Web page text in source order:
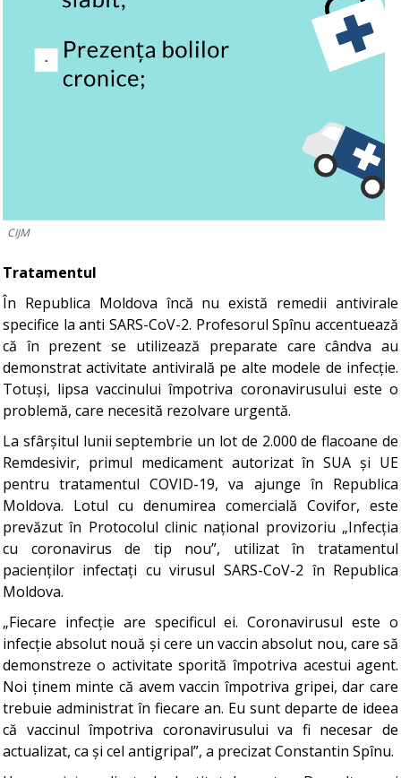
CIJM
Tratamentul
În Republica Moldova încă nu există remedii antivirale
specifice la anti SARS-CoV-2. Profesorul Spînu accentuează
că în prezent se utilizează preparate care cândva au
demonstrat activitate antivirală pe alte modele de infecție.
Totuși, lipsa vaccinului împotriva coronavirusului este o
problemă, care necesită rezolvare urgentă.
La sfârșitul lunii septembrie un lot de 2.000 de flacoane de
Remdesivir, primul medicament autorizat în SUA și UE
pentru tratamentul COVID-19, va ajunge în Republica
Moldova. Lotul cu denumirea comercială Covifor, este
prevăzut în Protocolul clinic național provizoriu „Infecția
cu coronavirus de tip nou”, utilizat în tratamentul
pacienților infectați cu virusul SARS-CoV-2 în Republica
Moldova.
„Fiecare infecție are specificul ei. Coronavirusul este o
infecție absolut nouă și cere un vaccin absolut nou, care să
demonstreze o activitate sporită împotriva acestui agent.
Noi ținem minte că avem vaccin împotriva gripei, dar care
trebuie administrat în fiecare an. Eu sunt departe de ideea
că vaccinul împotriva coronavirusului va fi necesar de
actualizat, ca și cel antigripal”, a precizat Constantin Spînu.